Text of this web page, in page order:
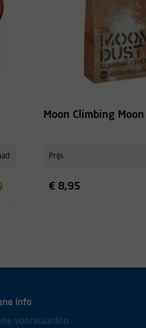
Moon Climbing
Prijs
€ 8,95
info
voorwaarden